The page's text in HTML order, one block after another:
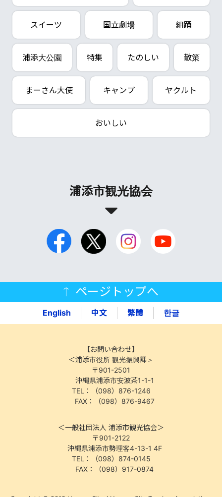
スイーツ 国立劇場 組踊
浦添大公園 特集 たのしい 散策
まーさん大使 キャンプ ヤクルト
おいしい
浦添市観光協会
ページトップへ
English 中文 繁體 한글
【お問い合わせ】
＜浦添市役所 観光振興課＞
〒901-2501
沖縄県浦添市安波茶1-1-1
TEL：（098）876-1246
FAX：（098）876-9467
＜一般社団法人 浦添市観光協会＞
〒901-2122
沖縄県浦添市勢理客4-13-1 4F
TEL：（098）874-0145
FAX：（098）917-0874